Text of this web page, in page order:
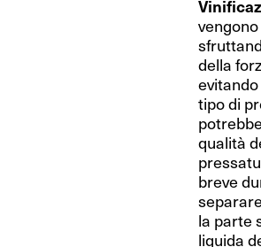
della
tipo di
qualità
breve
la parte
liquida